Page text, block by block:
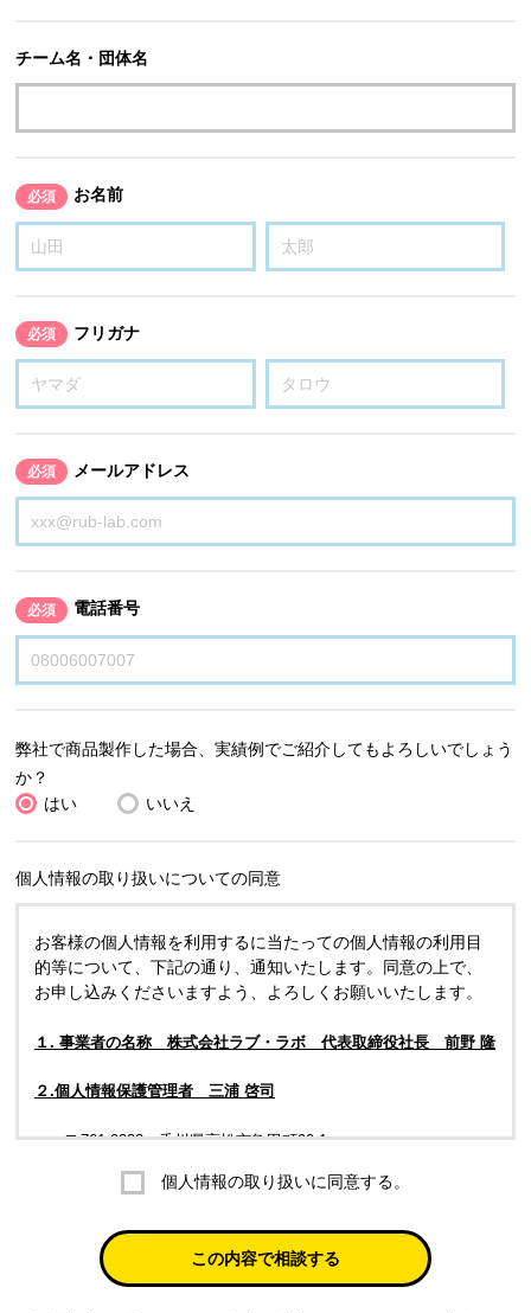
チーム名・団体名
必須 お名前
必須 フリガナ
必須 メールアドレス
必須 電話番号
弊社で商品製作した場合、実績例でご紹介してもよろしいでしょう
か？
はい
いいえ
個人情報の取り扱いについての同意
お客様の個人情報を利用するに当たっての個人情報の利用目
的等について、下記の通り、通知いたします。同意の上で、
お申し込みくださいますよう、よろしくお願いいたします。
１. 事業者の名称 株式会社ラブ・ラボ 代表取締役社長 前野 隆
２.個人情報保護管理者 三浦 啓司
〒761-0323 香川県高松市亀田町90-1
株式会社ラブ・ラボ
電話：087-847-2000
電子メール：info@rub-lab.com
個人情報の取り扱いに同意する。
この内容で相談する